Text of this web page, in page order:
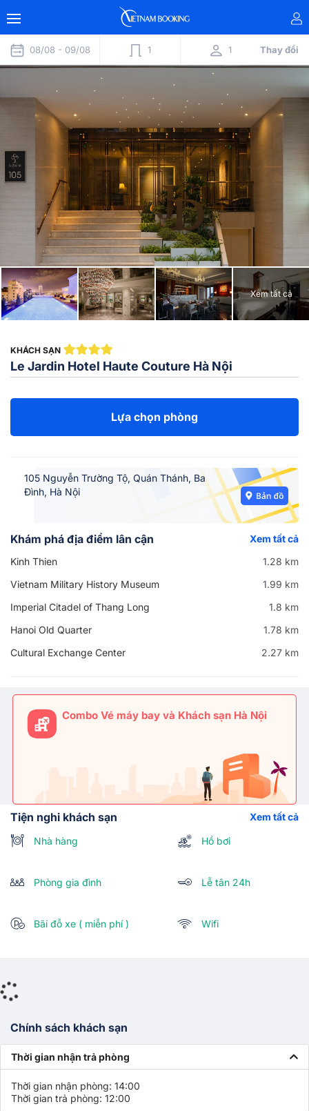
08/08 - 09/08 1 1 Thay đổi
Xem tất cả
KHÁCH SẠN
Le Jardin Hotel Haute Couture Hà Nội
Lựa chọn phòng
105 Nguyễn Trường Tộ, Quán Thánh, Ba
Đình, Hà Nội
Khám phá địa điểm lân cận
Xem tất cả
Kinh Thien
1.28 km
Vietnam Military History Museum
1.99 km
Imperial Citadel of Thang Long
1.8 km
Hanoi Old Quarter
1.78 km
Cultural Exchange Center
2.27 km
Combo Vé máy bay và Khách sạn Hà Nội
Tiện nghi khách sạn Xem tất cả
Nhà hàng Hồ bơi
Phòng gia đình Lễ tân 24h
Bãi đỗ xe ( miễn phí ) Wifi
Chính sách khách sạn
Thời gian nhận trả phòng
Thời gian nhận phòng: 14:00
Thời gian trả phòng: 12:00